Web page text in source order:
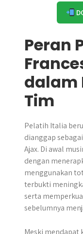
Peran
dalam
Tim
Pelatih Italia
dianggap
Ajax. Di awal
dengan
menggunakan
terbukti
serta
sebelumnya
Meski mendapat